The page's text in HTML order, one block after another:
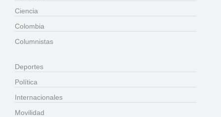
Ciencia
Colombia
Columnistas
Deportes
Política
Internacionales
Movilidad